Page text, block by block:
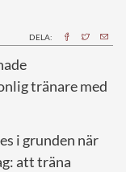
DELA:
tränare med
i grunden när
att träna